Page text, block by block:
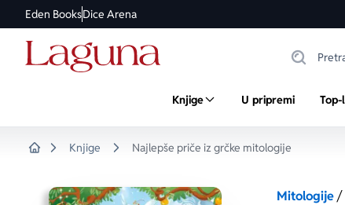
Eden BooksDice Arena
Knjige U pripremi Top-
Knjige Najlepše priče iz grčke mitologije
Mitologije/